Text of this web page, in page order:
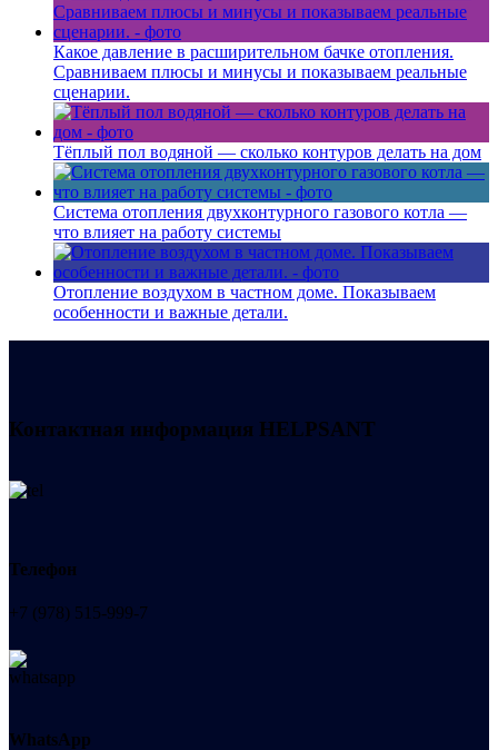
Какое давление в расширительном бачке отопления.
Сравниваем плюсы и минусы и показываем реальные
сценарии.
Тёплый пол водяной — сколько контуров делать на дом
Система отопления двухконтурного газового котла —
что влияет на работу системы
Отопление воздухом в частном доме. Показываем
особенности и важные детали.
Контактная информация HELPSANT
Телефон
+7 (978) 515-999-7
WhatsApp